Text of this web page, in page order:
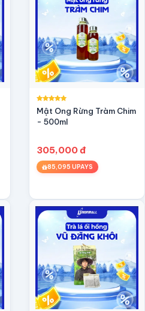
Mật Ong Rừng Tràm Chim
- 500ml
305,000 đ
85,095 UPAYS